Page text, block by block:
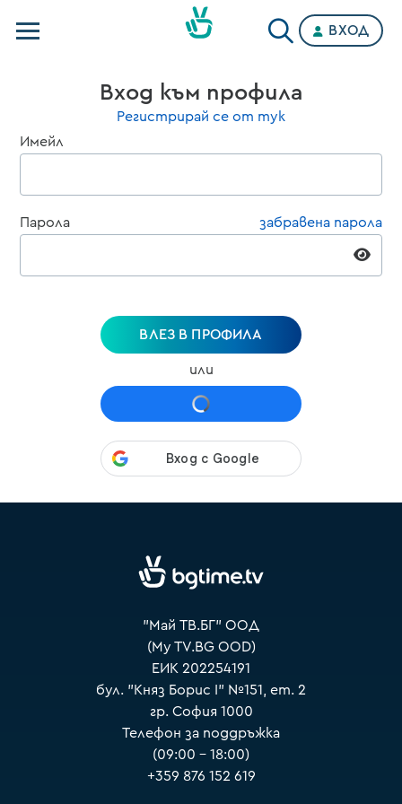
Категории
ВХОД
Вход към профила
Регистрирай се от тук
Имейл
Парола забравена парола
ВЛЕЗ В ПРОФИЛА
или
"Май ТВ.БГ" ООД
(My TV.BG OOD)
ЕИК 202254191
бул. "Княз Борис I" №151, ет. 2
гр. София 1000
Телефон за поддръжка
(09:00 – 18:00)
+359 876 152 619